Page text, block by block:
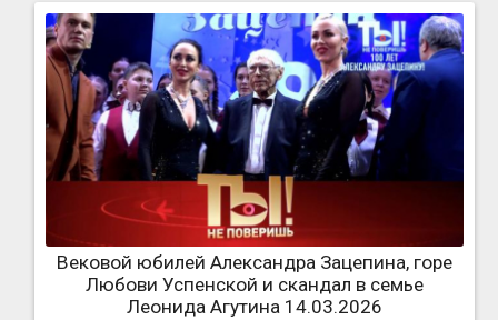
Вековой юбилей Александра Зацепина, горе
Любови Успенской и скандал в семье
Леонида Агутина 14.03.2026